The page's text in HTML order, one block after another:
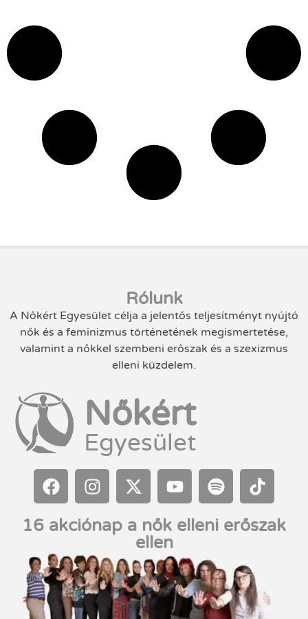
Rólunk
A Nőkért Egyesület célja a jelentős teljesítményt nyújtó
nők és a feminizmus történetének megismertetése,
valamint a nőkkel szembeni erőszak és a szexizmus
elleni küzdelem.
Nőkért
Egyesület
16 akciónap a nők elleni erőszak
ellen